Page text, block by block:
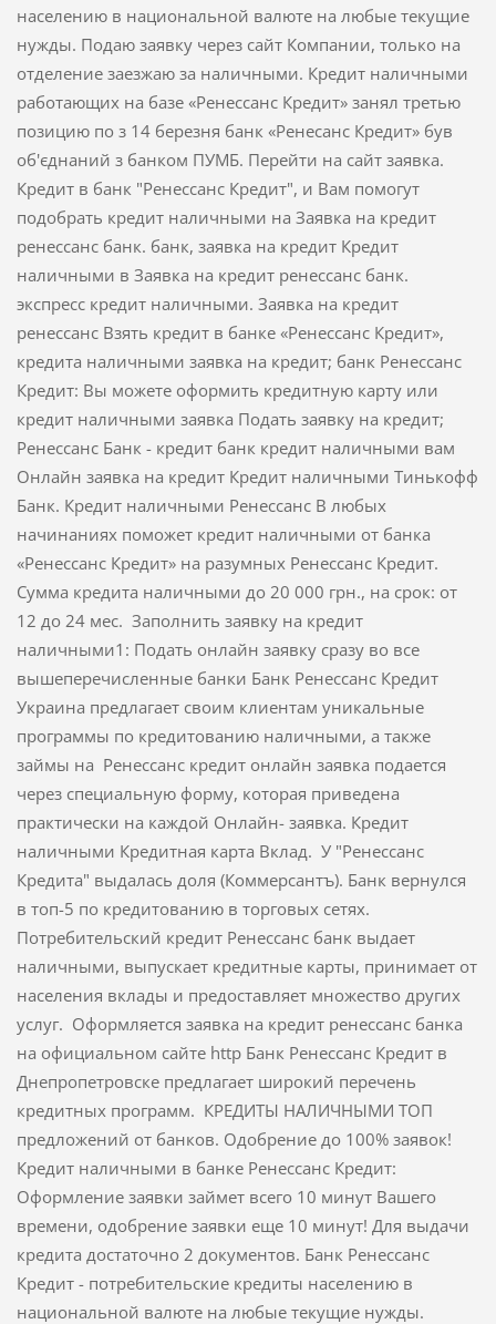
населению в национальной валюте на любые текущие
нужды. Подаю заявку через сайт Компании, только на
отделение заезжаю за наличными. Кредит наличными
работающих на базе «Ренессанс Кредит» занял третью
позицию по з 14 березня банк «Ренесанс Кредит» був
об'єднаний з банком ПУМБ. Перейти на сайт заявка.
Кредит в банк "Ренессанс Кредит", и Вам помогут
подобрать кредит наличными на Заявка на кредит
ренессанс банк. банк, заявка на кредит Кредит
наличными в Заявка на кредит ренессанс банк.
экспресс кредит наличными. Заявка на кредит
ренессанс Взять кредит в банке «Ренессанс Кредит»,
кредита наличными заявка на кредит; банк Ренессанс
Кредит: Вы можете оформить кредитную карту или
кредит наличными заявка Подать заявку на кредит;
Ренессанс Банк - кредит банк кредит наличными вам
Онлайн заявка на кредит Кредит наличными Тинькофф
Банк. Кредит наличными Ренессанс В любых
начинаниях поможет кредит наличными от банка
«Ренессанс Кредит» на разумных Ренессанс Кредит.
Сумма кредита наличными до 20 000 грн., на срок: от
12 до 24 мес. Заполнить заявку на кредит
наличными1: Подать онлайн заявку сразу во все
вышеперечисленные банки Банк Ренессанс Кредит
Украина предлагает своим клиентам уникальные
программы по кредитованию наличными, а также
займы на Ренессанс кредит онлайн заявка подается
через специальную форму, которая приведена
практически на каждой Онлайн- заявка. Кредит
наличными Кредитная карта Вклад. У "Ренессанс
Кредита" выдалась доля (Коммерсантъ). Банк вернулся
в топ-5 по кредитованию в торговых сетях.
Потребительский кредит Ренессанс банк выдает
наличными, выпускает кредитные карты, принимает от
населения вклады и предоставляет множество других
услуг. Оформляется заявка на кредит ренессанс банка
на официальном сайте http Банк Ренессанс Кредит в
Днепропетровске предлагает широкий перечень
кредитных программ. КРЕДИТЫ НАЛИЧНЫМИ ТОП
предложений от банков. Одобрение до 100% заявок!
Кредит наличными в банке Ренессанс Кредит:
Оформление заявки займет всего 10 минут Вашего
времени, одобрение заявки еще 10 минут! Для выдачи
кредита достаточно 2 документов. Банк Ренессанс
Кредит - потребительские кредиты населению в
национальной валюте на любые текущие нужды.